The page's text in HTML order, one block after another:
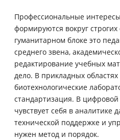
Профессиональные
формируются вокруг
гуманитарном блоке это
среднего звена,
редактирование учебных
дело. В прикладных
биотехнологические
стандартизация. В
чувствует себя в аналитике
технической поддержке и
нужен метод и порядок.